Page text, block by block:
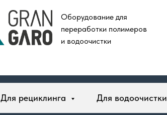
Оборудование для
переработки полимеров
и водоочистки
Для рециклинга Для водоочистки